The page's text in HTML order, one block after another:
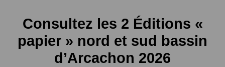
Consultez les 2 Éditions «
papier » nord et sud bassin
d’Arcachon 2026